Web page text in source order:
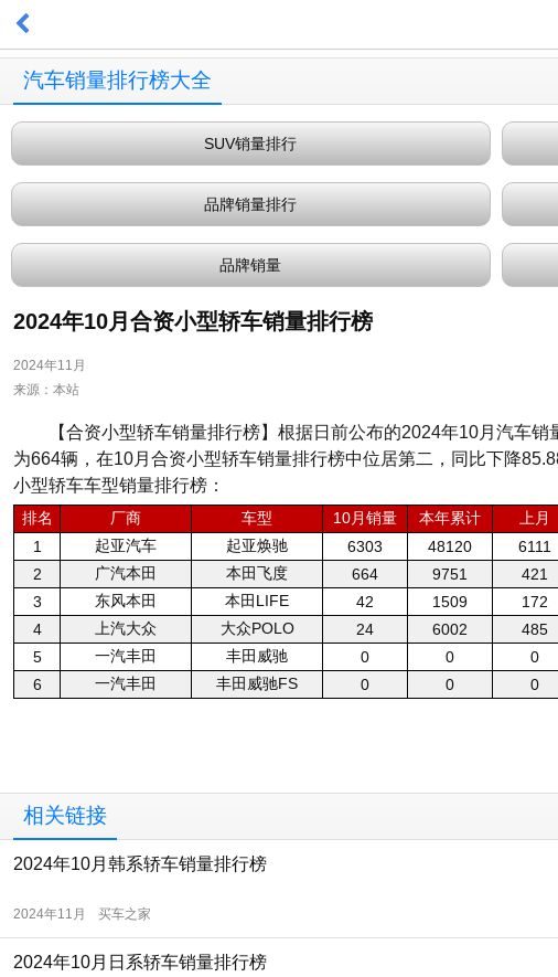
汽车销量排行榜大全
SUV销量排行
品牌销量排行
品牌销量
2024年10月合资小型轿车销量排行榜
2024年11月
来源：本站
【合资小型轿车销量排行榜】根据日前公布的2024年10月汽车
为664辆，在10月合资小型轿车销量排行榜中位居第二，同比下降
小型轿车车型销量排行榜：
排名 厂商 车型 10月销量 本年累计 上月
1
起亚汽车 起亚焕驰 6303 48120 6111
2
广汽本田 本田飞度 664 9751 421
3
东风本田 本田LIFE 42 1509 172
4
上汽大众 大众POLO 24 6002 485
5
一汽丰田 丰田威驰 0 0 0
6
一汽丰田 丰田威驰FS 0 0 0
相关链接
2024年10月韩系轿车销量排行榜
2024年11月 买车之家
2024年10月日系轿车销量排行榜